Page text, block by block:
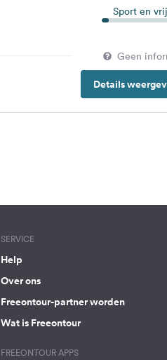
Sport en
Geen
Details
SERVICE
Help
Over ons
Freeontour-partner worden
Wat is Freeontour
FREEONTOUR APPS